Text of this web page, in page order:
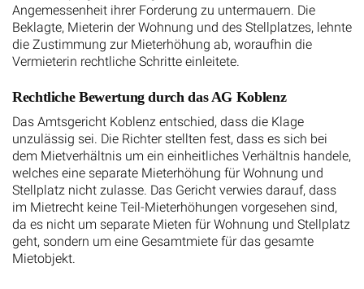
Angemessenheit ihrer Forderung zu untermauern. Die
Beklagte, Mieterin der Wohnung und des Stellplatzes, lehnte
die Zustimmung zur Mieterhöhung ab, woraufhin die
Vermieterin rechtliche Schritte einleitete.
Rechtliche Bewertung durch das AG Koblenz
Das Amtsgericht Koblenz entschied, dass die Klage
unzulässig sei. Die Richter stellten fest, dass es sich bei
dem Mietverhältnis um ein einheitliches Verhältnis handele,
welches eine separate Mieterhöhung für Wohnung und
Stellplatz nicht zulasse. Das Gericht verwies darauf, dass
im Mietrecht keine Teil-Mieterhöhungen vorgesehen sind,
da es nicht um separate Mieten für Wohnung und Stellplatz
geht, sondern um eine Gesamtmiete für das gesamte
Mietobjekt.